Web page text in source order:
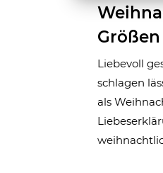
Größen
Liebevoll
schlagen
als